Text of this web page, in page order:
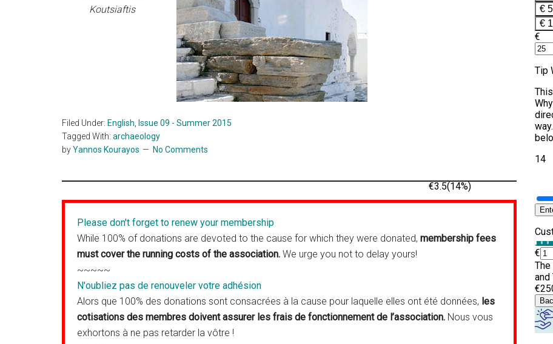
Koutsiaftis
Filed Under: English
Issue 09 - Summer 2015
Tagged With: archaeology
byYannos Kourayos No Comments
Please don't forget to renew your membership
While 100% of donations are devoted to the cause for which they were donated, membership fees
must cover the running costs of the association. We urge you not to delay yours!
~~~~~
N'oubliez pas de renouveler votre adhésion
Alors que 100% des donations sont consacrées à la cause pour laquelle elles ont été données, les
cotisations des membres doivent assurer les frais de fonctionnement de l’association. Nous vous
exhortons à ne pas retarder la vôtre !